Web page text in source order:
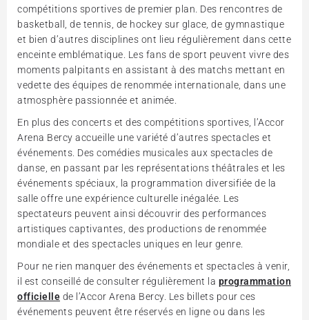
compétitions sportives de premier plan. Des rencontres de
basketball, de tennis, de hockey sur glace, de gymnastique
et bien d’autres disciplines ont lieu régulièrement dans cette
enceinte emblématique. Les fans de sport peuvent vivre des
moments palpitants en assistant à des matchs mettant en
vedette des équipes de renommée internationale, dans une
atmosphère passionnée et animée.
En plus des concerts et des compétitions sportives, l’Accor
Arena Bercy accueille une variété d’autres spectacles et
événements. Des comédies musicales aux spectacles de
danse, en passant par les représentations théâtrales et les
événements spéciaux, la programmation diversifiée de la
salle offre une expérience culturelle inégalée. Les
spectateurs peuvent ainsi découvrir des performances
artistiques captivantes, des productions de renommée
mondiale et des spectacles uniques en leur genre.
Pour ne rien manquer des événements et spectacles à venir,
il est conseillé de consulter régulièrement la programmation
officielle de l’Accor Arena Bercy. Les billets pour ces
événements peuvent être réservés en ligne ou dans les